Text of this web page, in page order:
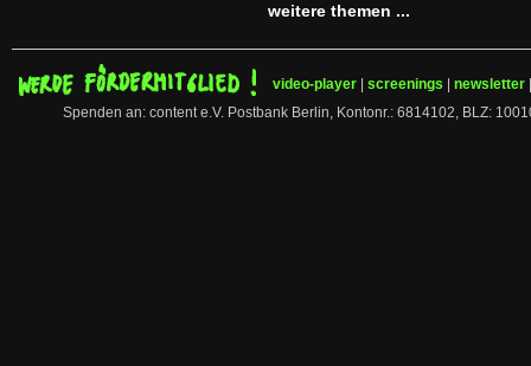
weitere themen ...
video-player screenings newsletter
Spenden an: content e.V. Postbank Berlin, Kontonr.: 6814102, BLZ: